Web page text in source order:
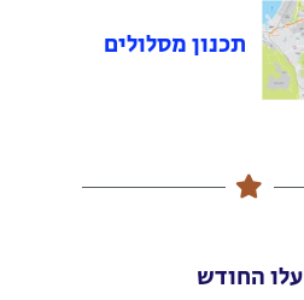
תכנון מסלולים
עלו החודש